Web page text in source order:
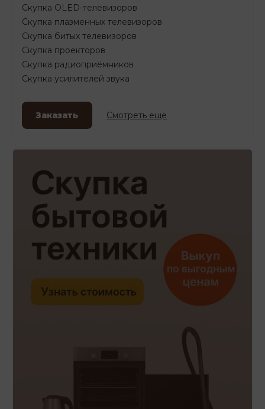
Скупка OLED-телевизоров
Скупка плазменных телевизоров
Скупка битых телевизоров
Скупка проекторов
Скупка радиоприёмников
Скупка усилителей звука
Заказать Смотреть еще